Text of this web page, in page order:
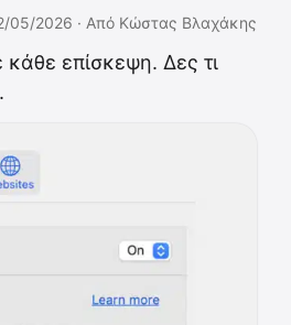
05/2026 · Από Κώστας Βλαχάκης
επίσκεψη. Δες τι